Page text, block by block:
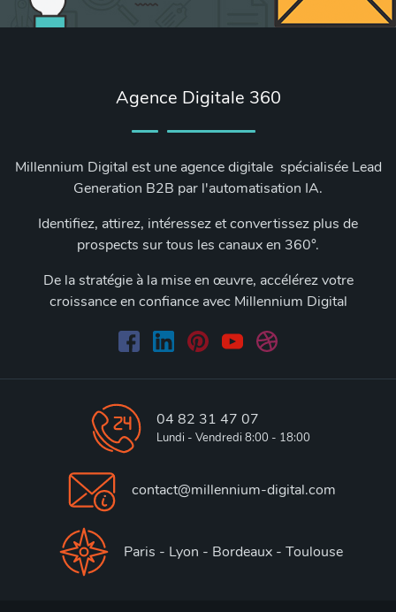
Agence Digitale 360
Millennium Digital est une agence digitale spécialisée Lead
Generation B2B par l'automatisation IA.
Identifiez, attirez, intéressez et convertissez plus de
prospects sur tous les canaux en 360°.
De la stratégie à la mise en œuvre, accélérez votre
croissance en confiance avec Millennium Digital
04 82 31 47 07
Lundi - Vendredi 8:00 - 18:00
contact@millennium-digital.com
Paris - Lyon - Bordeaux - Toulouse